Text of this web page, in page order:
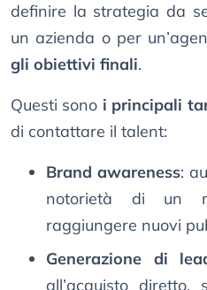
definire la strategia da
un azienda o per
gli obiettivi finali.
Questi sono i principali
di contattare il talent:
Brand awareness:
notorietà di un
raggiungere nuovi
Generazione di
all’acquisto